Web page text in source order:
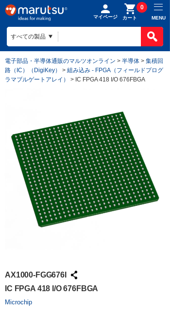
マイページ カート
0
MENU
電子部品・半導体通販のマルツオンライン > 半導体 > 集積回
路（IC）（DigiKey）
> 組み込み - FPGA（フィールドプログ
ラマブルゲートアレイ）
> IC FPGA 418 I/O 676FBGA
AX1000-FGG676I
IC FPGA 418 I/O 676FBGA
Microchip